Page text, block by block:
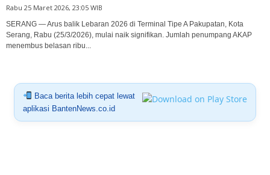
Rabu 25 Maret 2026, 23:05 WIB
SERANG — Arus balik Lebaran 2026 di Terminal Tipe A Pakupatan, Kota
Serang, Rabu (25/3/2026), mulai naik signifikan. Jumlah penumpang AKAP
menembus belasan ribu...
Baca berita lebih cepat lewat
aplikasi BantenNews.co.id